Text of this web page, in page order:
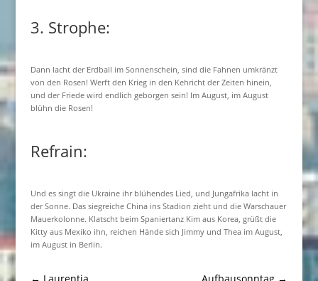
3. Strophe:
Dann lacht der Erdball im Sonnenschein, sind die Fahnen umkränzt
von den Rosen! Werft den Krieg in den Kehricht der Zeiten hinein,
und der Friede wird endlich geborgen sein! Im August, im August
blühn die Rosen!
Refrain:
Und es singt die Ukraine ihr blühendes Lied, und Jungafrika lacht in
der Sonne. Das siegreiche China ins Stadion zieht und die Warschauer
Mauerkolonne. Klatscht beim Spaniertanz Kim aus Korea, grüßt die
Kitty aus Mexiko ihn, reichen Hände sich Jimmy und Thea im August,
im August in Berlin.